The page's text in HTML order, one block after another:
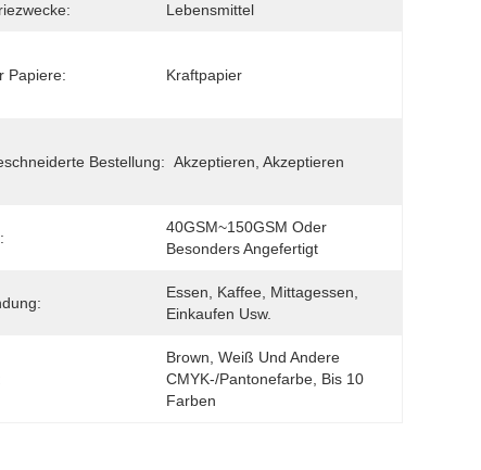
Lebensmittel
Papiere: Kraftpapier
Bestellung: Akzeptieren, Akzeptieren
40GSM~150GSM Oder
Besonders Angefertigt
Essen, Kaffee, Mittagessen,
Einkaufen Usw.
Brown, Weiß Und Andere
CMYK-/Pantonefarbe, Bis 10
Farben